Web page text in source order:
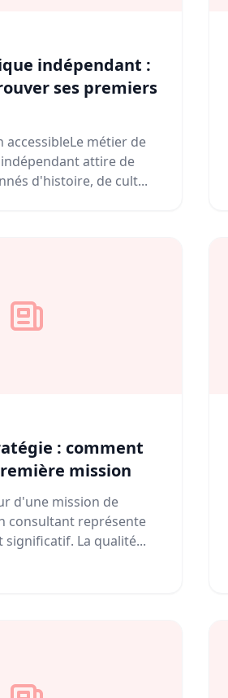
indépendant :
ses premiers
accessibleLe métier de
attire de
d'histoire, de cult...
: comment
mission
d'une mission de
consultant représente
significatif. La qualité...